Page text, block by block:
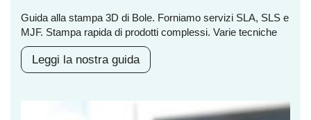
Guida alla stampa 3D di Bole. Forniamo servizi SLA, SLS e
MJF. Stampa rapida di prodotti complessi. Varie tecniche
Leggi la nostra guida